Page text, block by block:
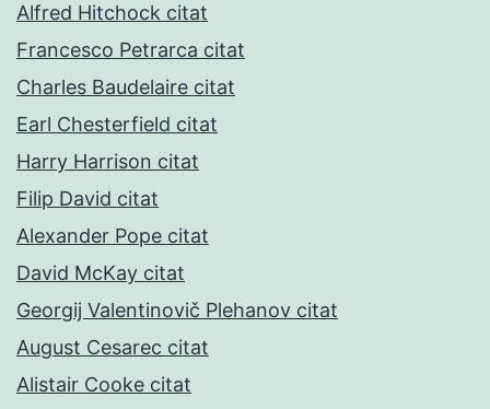
Alfred Hitchock citat
Francesco Petrarca citat
Charles Baudelaire citat
Earl Chesterfield citat
Harry Harrison citat
Filip David citat
Alexander Pope citat
David McKay citat
Georgij Valentinovič Plehanov citat
August Cesarec citat
Alistair Cooke citat